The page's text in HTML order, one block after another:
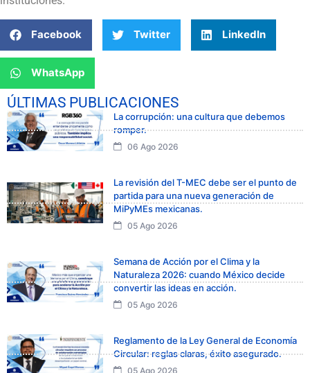
Facebook Twitter LinkedIn
WhatsApp
ÚLTIMAS PUBLICACIONES
La corrupción: una cultura que debemos
romper.
06 Ago 2026
La revisión del T-MEC debe ser el punto de
partida para una nueva generación de
MiPyMEs mexicanas.
05 Ago 2026
Semana de Acción por el Clima y la
Naturaleza 2026: cuando México decide
convertir las ideas en acción.
05 Ago 2026
Reglamento de la Ley General de Economía
Circular: reglas claras, éxito asegurado.
05 Ago 2026